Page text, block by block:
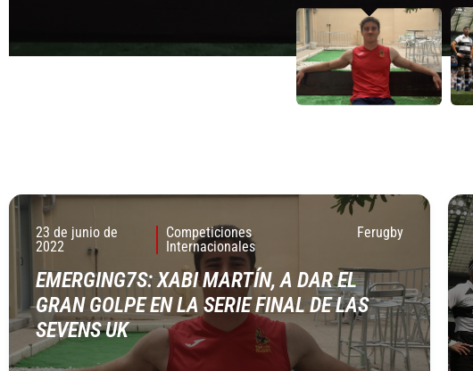
23 de junio de
2022
Competiciones
Internacionales
Ferugby
EMERGING7S: XABI MARTÍN, A DAR EL
GRAN GOLPE EN LA SERIE FINAL DE LAS
SEVENS UK